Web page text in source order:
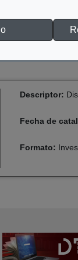
Descriptor:
Fecha de
Formato: